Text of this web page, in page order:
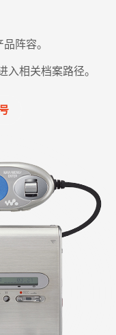
阵容。
相关档案路径。